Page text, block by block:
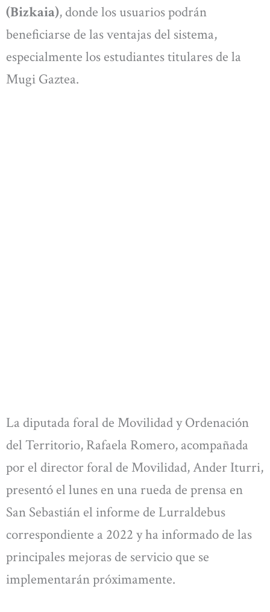
(Bizkaia), donde los usuarios podrán
beneficiarse de las ventajas del sistema,
especialmente los estudiantes titulares de la
Mugi Gaztea.
La diputada foral de Movilidad y Ordenación
del Territorio, Rafaela Romero, acompañada
por el director foral de Movilidad, Ander Iturri,
presentó el lunes en una rueda de prensa en
San Sebastián el informe de Lurraldebus
correspondiente a 2022 y ha informado de las
principales mejoras de servicio que se
implementarán próximamente.